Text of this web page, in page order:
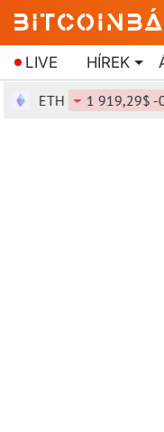
LIVE HÍREK
ETH 1 919,29$ -